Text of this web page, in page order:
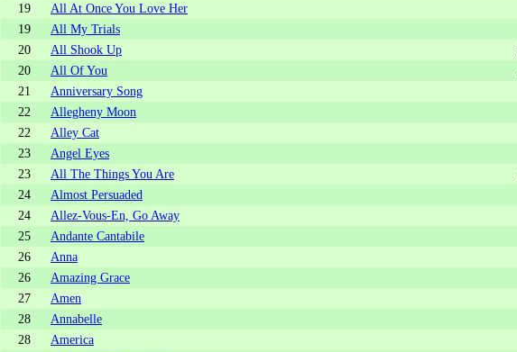
19
All At Once You Love Her
19
All My Trials
20
All Shook Up
20
All Of You
21
Anniversary Song
22
Allegheny Moon
22
Alley Cat
23
Angel Eyes
23
All The Things You Are
24
Almost Persuaded
24
Allez-Vous-En, Go Away
25
Andante Cantabile
26
Anna
26
Amazing Grace
27
Amen
28
Annabelle
28
America